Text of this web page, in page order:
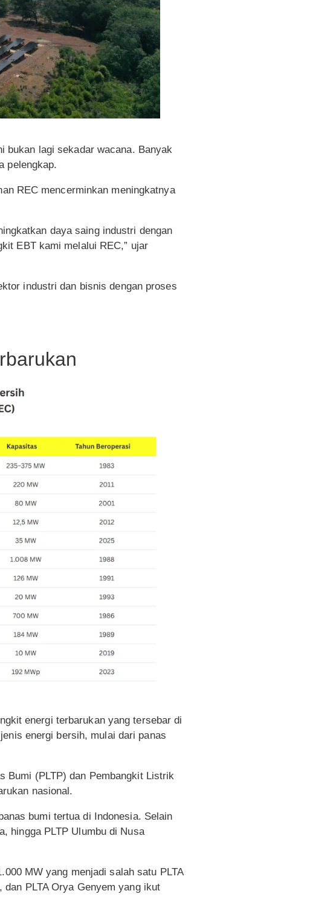
bukan lagi sekadar wacana. Banyak
pelengkap.
REC mencerminkan meningkatnya
daya saing industri dengan
EBT kami melalui REC,” ujar
industri dan bisnis dengan proses
energi terbarukan yang tersebar di
energi bersih, mulai dari panas
Bumi (PLTP) dan Pembangkit Listrik
nasional.
bumi tertua di Indonesia. Selain
hingga PLTP Ulumbu di Nusa
MW yang menjadi salah satu PLTA
dan PLTA Orya Genyem yang ikut